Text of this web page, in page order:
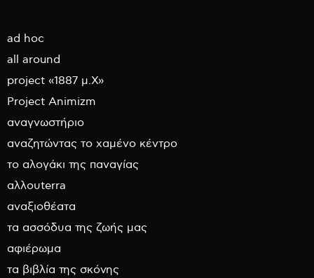
ad hoc
all around
project «1887 μ.Χ»
Project Animizm
αναγνωστήριο
αναζητώντας το χαμένο κέντρο
το αλογάκι της παναγίας
αλλουterra
αναξιοθέατα
τα ασσόδυα της ζωής μας
αφιέρωμα
τα βιβλία της σκόνης